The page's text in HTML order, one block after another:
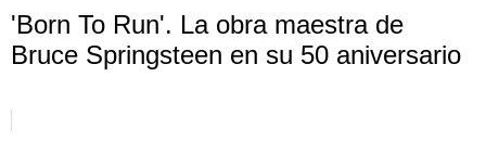
'Born To Run'. La obra maestra de
Bruce Springsteen en su 50 aniversario